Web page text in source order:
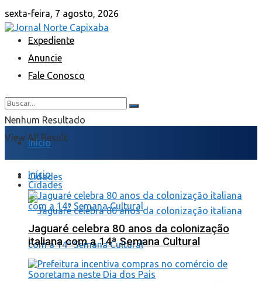
sexta-feira, 7 agosto, 2026
Expediente
Anuncie
Fale Conosco
Nenhum Resultado
View All Result
Início
Cidades
Início
Cidades
Jaguaré celebra 80 anos da colonização
italiana com a 14ª Semana Cultural